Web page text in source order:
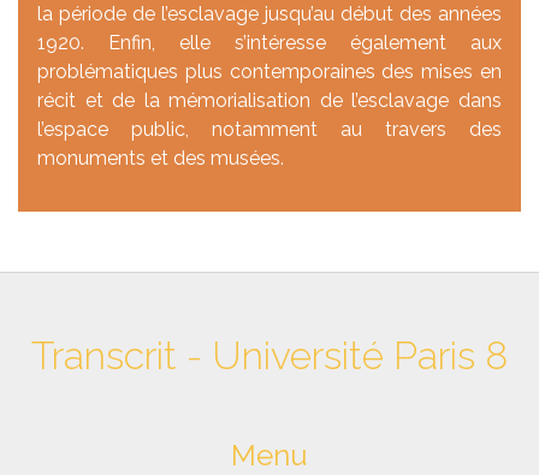
la période de l’esclavage jusqu’au début des années
1920. Enfin, elle s’intéresse également aux
problématiques plus contemporaines des mises en
récit et de la mémorialisation de l’esclavage dans
l’espace public, notamment au travers des
monuments et des musées.
Transcrit - Université Paris 8
Menu